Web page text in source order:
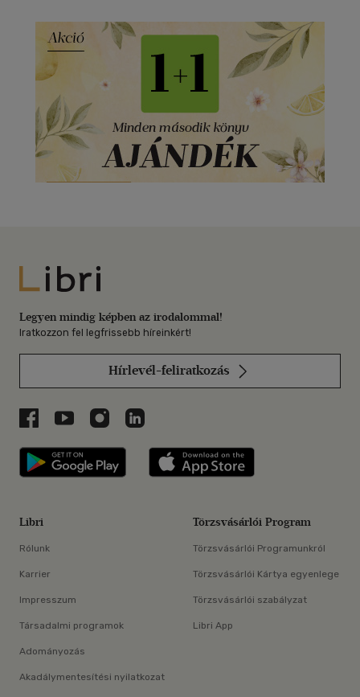
Libri
Legyen mindig képben az irodalommal!
Iratkozzon fel legfrissebb híreinkért!
Hírlevél-feliratkozás
Libri a Facebookon
Libri a Youtube-on
Libri az Instagramon
Libri a LinkedInen
Libri applikáció Szerezd meg: Google
Libri
Rólunk
Karrier
Impresszum
Társadalmi programok
Adományozás
Akadálymentesítési nyilatkozat
Törzsvásárlói Program
Törzsvásárlói Programunkról
Törzsvásárlói Kártya egyenlege
Törzsvásárlói szabályzat
Libri App